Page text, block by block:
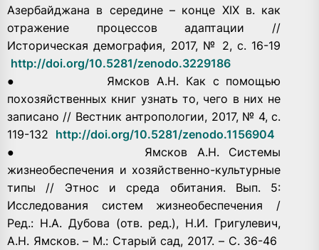
Азербайджана в середине – конце XIX в. как
отражение процессов адаптации //
Историческая демография, 2017, № 2, с. 16-19
http://doi.org/10.5281/zenodo.3229186
● Ямсков А.Н. Как с помощью
похозяйственных книг узнать то, чего в них не
записано // Вестник антропологии, 2017, № 4, с.
119-132 http://doi.org/10.5281/zenodo.1156904
● Ямсков А.Н. Системы
жизнеобеспечения и хозяйственно-культурные
типы // Этнос и среда обитания. Вып. 5:
Исследования систем жизнеобеспечения /
Ред.: Н.А. Дубова (отв. ред.), Н.И. Григулевич,
А.Н. Ямсков. – М.: Старый сад, 2017. – С. 36-46